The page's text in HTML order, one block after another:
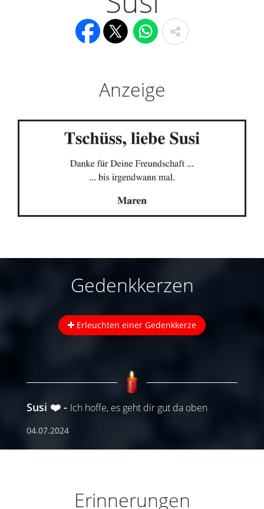
Anzeige
Gedenkkerzen
Erleuchten einer Gedenkkerze
Susi ❤️ Ich hoffe, es geht dir gut da oben
04.07.2024
Erinnerungen